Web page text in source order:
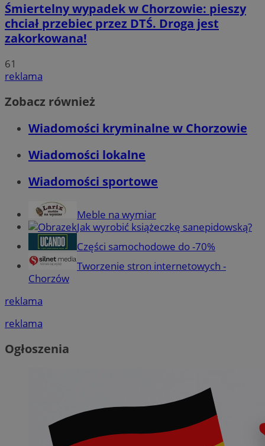
Śmiertelny wypadek w Chorzowie: pieszy
chciał przebiec przez DTŚ. Droga jest
zakorkowana!
61
reklama
Zobacz również
Wiadomości kryminalne w Chorzowie
Wiadomości lokalne
Wiadomości sportowe
Meble na wymiar
Jak wyrobić książeczkę sanepidowską?
Części samochodowe do -70%
Tworzenie stron internetowych -
Chorzów
reklama
reklama
Ogłoszenia